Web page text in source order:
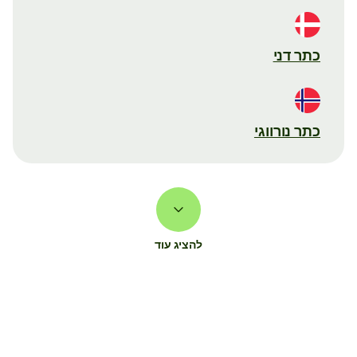
כתר דני
כתר נורווגי
להציג עוד